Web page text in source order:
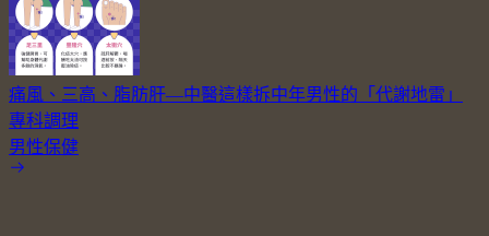
痛風、三高、脂肪肝—中醫這樣拆中年男性的「代謝地雷」
專科調理
男性保健